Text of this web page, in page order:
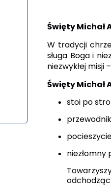
Święty Michał
W tradycji
sługa Boga i
niezwykłej misji
Święty Michał
stoi po